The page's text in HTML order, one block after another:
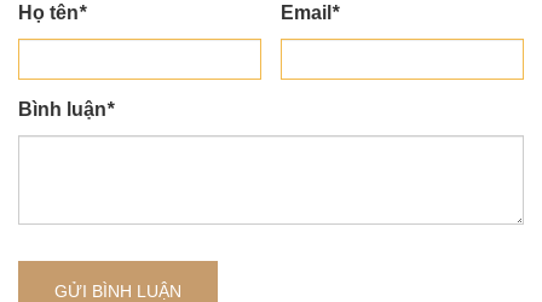
Họ tên* Email*
Bình luận*
GỬI BÌNH LUẬN